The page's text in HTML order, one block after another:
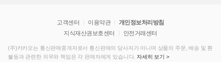
고객센터 이용약관
개인정보처리방침
지식재산권보호센터
안전거래센터
(주)카카오는 통신판매중개자로서 통신판매의 당사자가 아니며 상품의 주문, 배송 및 환
불등과 관련한 의무와 책임은 각 판매자에게 있습니다. 자세히 보기 >